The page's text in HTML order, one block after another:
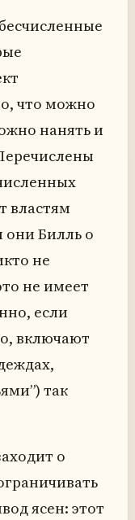
что можно
нанять и
властям
Билль о
не
не имеет
если
включают
так
о
ясен: этот